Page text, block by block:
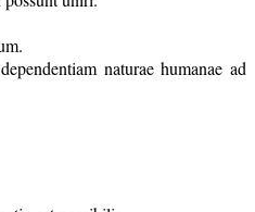
naturae humanae ad